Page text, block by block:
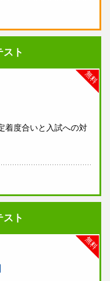
錬成コースの受講資格
田アカデミーEASTで
た方は資格付与はご
月入会の場合、有効
生は
ない方は当日会場受
でお申し込みくださ
みいただける可能性がご
さい。
スト
無料
着度合いと入試への対
スト
無料